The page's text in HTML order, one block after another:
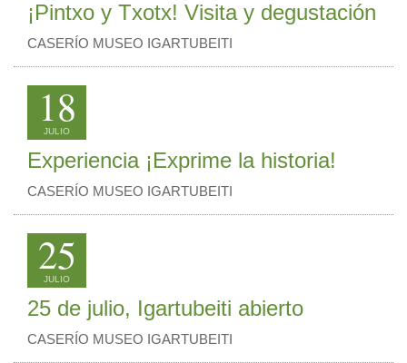
¡Pintxo y Txotx! Visita y degustación
CASERÍO MUSEO IGARTUBEITI
18
JULIO
Experiencia ¡Exprime la historia!
CASERÍO MUSEO IGARTUBEITI
25
JULIO
25 de julio, Igartubeiti abierto
CASERÍO MUSEO IGARTUBEITI